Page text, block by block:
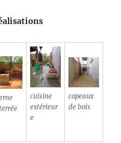
cuisine
extérieur
e
copeaux
de bois